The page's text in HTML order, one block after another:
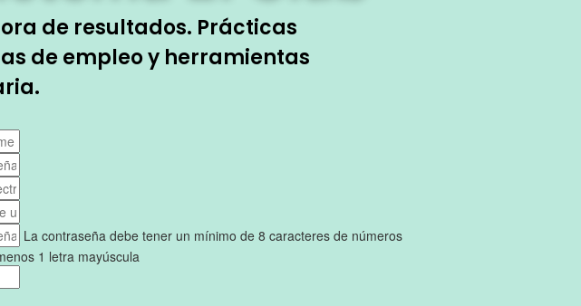
de resultados. Prácticas
de empleo y herramientas
La contraseña debe tener un mínimo de 8 caracteres de números
1 letra mayúscula